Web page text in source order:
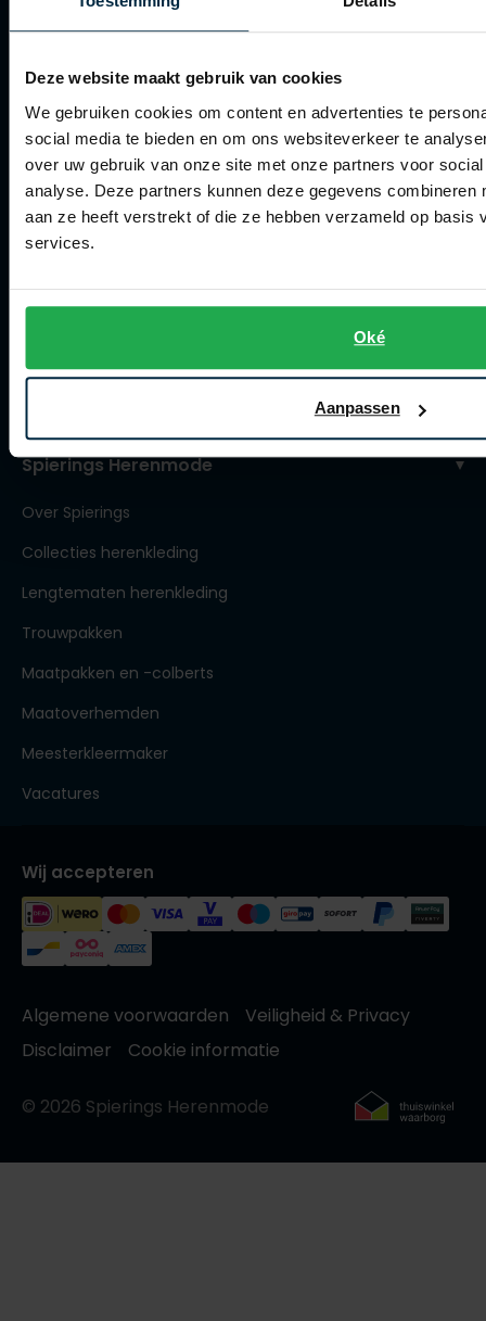
Deze website maakt gebruik van cookies
We gebruiken cookies om content en advertenties te
social media te bieden en om ons websiteverkeer te
over uw gebruik van onze site met onze partners voor
analyse. Deze partners kunnen deze gegevens combineren
aan ze heeft verstrekt of die ze hebben verzameld op basis
services.
Oké
Aanpassen
Actievoorwaarden
Artikelonderhoud
Winkel
Winkel
Contact winkel
Spierings Herenmode
Over Spierings
Collecties herenkleding
Lengtematen herenkleding
Trouwpakken
Maatpakken en -colberts
Maatoverhemden
Meesterkleermaker
Vacatures
Wij accepteren
Algemene voorwaarden
Veiligheid & Privacy
Disclaimer
Cookie informatie
© 2026 Spierings Herenmode